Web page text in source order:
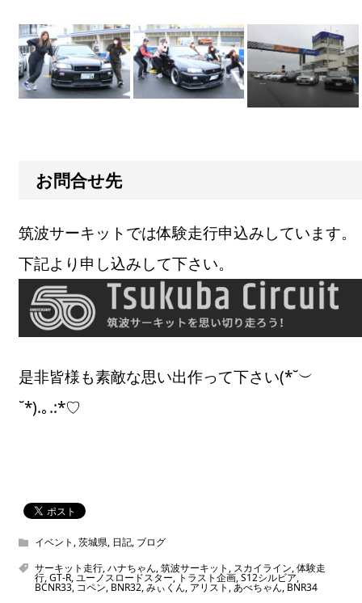
お問合せ先
筑波サーキットでは体験走行申込みしています。
下記より申し込みして下さい。
是非皆様も素敵な思い出作って下さい(*˘︶
˘*).｡.:*♡
イベント ,茨城県, 日記, ブログ
サーキット走行,ハナちゃん,筑波サーキット , スカイライン,体験走
行,GT-R,ユーノスロードスター, トラスト企画,S12シルビア,
BCNR33, コペン, BNR32,みぃくん, アリスト ,あべちゃん, BNR34